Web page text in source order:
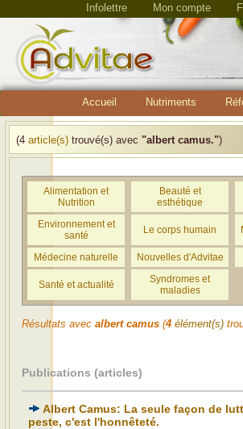
Infolettre Mon compte
Accueil Nutriments
(4 article(s) trouvé(s) avec "albert camus.")
Alimentation et
Nutrition
Beauté et
esthétique
Environnement et
santé
Le corps humain
Médecine naturelle Nouvelles d'Advitae
Santé et actualité
Syndromes et
maladies
Résultats avec albert camus (4 élément(s)
Publications (articles)
Albert Camus: La seule façon de
peste, c'est l'honnêteté.